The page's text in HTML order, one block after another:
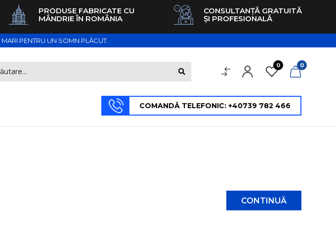
PRODUSE FABRICATE CU
MÂNDRIE ÎN ROMÂNIA
CONSULTANȚĂ GRATUITĂ
ȘI PROFESIONALĂ
MARI PENTRU UN SOMN PLĂCUT.
0 0
COMANDĂ TELEFONIC: +40739 782 466
CONTINUĂ